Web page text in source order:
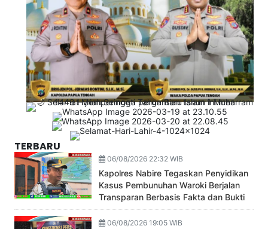
TERBARU
06/08/2026 22:32 WIB
Kapolres Nabire Tegaskan Penyidikan
Kasus Pembunuhan Waroki Berjalan
Transparan Berbasis Fakta dan Bukti
06/08/2026 19:05 WIB